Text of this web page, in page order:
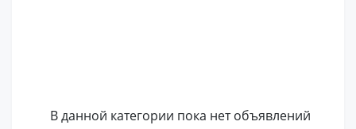
В данной категории пока нет объявлений